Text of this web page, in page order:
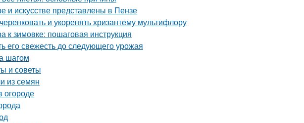
и искусстве представлены в Пензе
и укоренять хризантему мультифлору
к зимовке: пошаговая инструкция
его свежесть до следующего урожая
шагом
и советы
из семян